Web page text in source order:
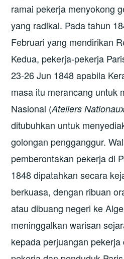
ramai pekerja menyokong
yang radikal. Pada tahun
Februari yang mendirikan
Kedua, pekerja-pekerja
23-26 Jun 1848 apabila
masa itu merancang untuk
Nasional (Ateliers
ditubuhkan untuk
golongan pengganggur.
pemberontakan pekerja di
1848 dipatahkan secara
berkuasa, dengan ribuan
atau dibuang negeri ke
meninggalkan warisan
kepada perjuangan